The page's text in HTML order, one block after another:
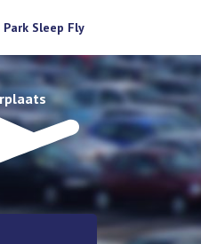
Park Sleep Fly